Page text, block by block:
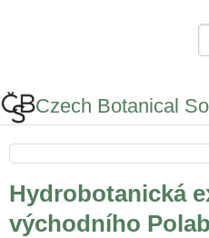
Czech Botanical
Hydrobotanická
východního